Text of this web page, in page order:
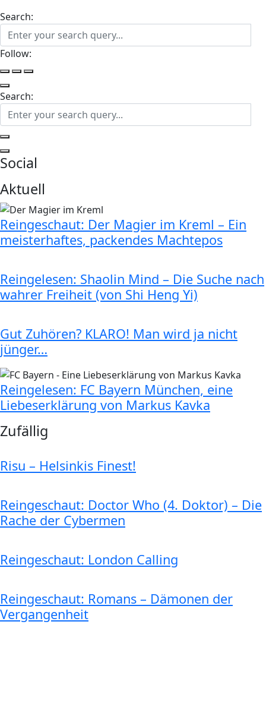
Search:
Follow:
Search:
Social
Aktuell
Reingeschaut: Der Magier im Kreml – Ein
meisterhaftes, packendes Machtepos
Reingelesen: Shaolin Mind – Die Suche nach
wahrer Freiheit (von Shi Heng Yi)
Gut Zuhören? KLARO! Man wird ja nicht
jünger…
Reingelesen: FC Bayern München, eine
Liebeserklärung von Markus Kavka
Zufällig
Risu – Helsinkis Finest!
Reingeschaut: Doctor Who (4. Doktor) – Die
Rache der Cybermen
Reingeschaut: London Calling
Reingeschaut: Romans – Dämonen der
Vergangenheit